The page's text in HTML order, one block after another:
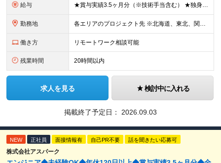
給与 ★賞与実績3.5ヶ月分（※技術手当含む） ★独身寮│寮費手当│引っ越し手当あり ★月給26万円も可能！ 【実務経験者】※前職の給与、経験、スキルをもとに決定 ・月給21万円～60万円＋時間外手当全
勤務地 各エリアのプロジェクト先 ※北海道、東北、関東、北信越、東海、関西、四国、中国、九州の各エリアから希望勤務地をお聞かせください。 ※転勤を伴わない エリア限定採用枠あり。U・Iターンも歓迎です！ ※プ
働き方 リモートワーク相談可能
残業時間 20時間以内
求人を見る 検討中に入れる
掲載終了予定日： 2026.09.03
NEW 正社員 面接情報有 自己PR不要 話を聞きたい応募可
株式会社アスパーク